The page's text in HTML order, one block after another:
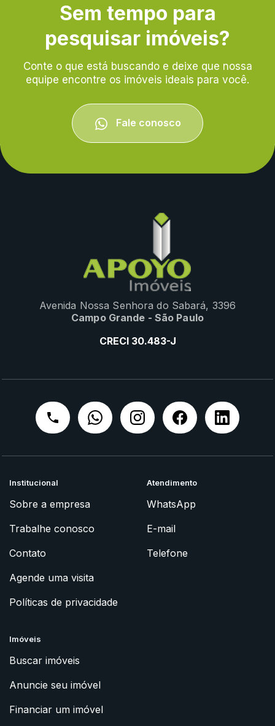
Sem tempo para
pesquisar imóveis?
Conte o que está buscando e deixe que nossa
equipe encontre os imóveis ideais para você.
Fale conosco
Avenida Nossa Senhora do Sabará, 3396
Campo Grande - São Paulo
CRECI 30.483-J
Institucional
Sobre a empresa
Trabalhe conosco
Contato
Agende uma visita
Políticas de privacidade
Atendimento
WhatsApp
E-mail
Telefone
Imóveis
Buscar imóveis
Anuncie seu imóvel
Financiar um imóvel